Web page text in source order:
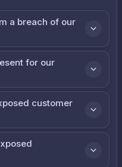
a breach of our
for our
customer